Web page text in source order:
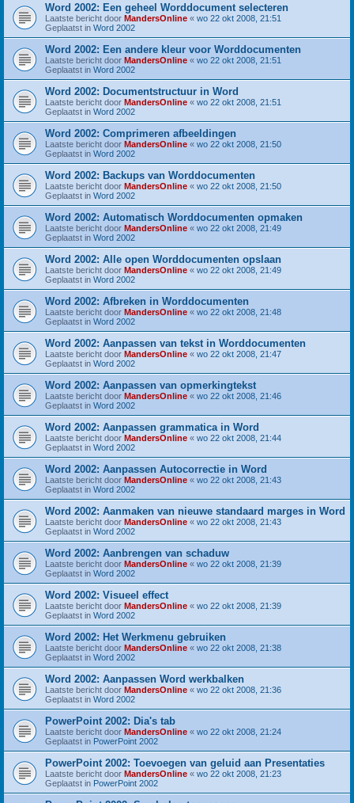
Word 2002: Een geheel Worddocument selecteren
Laatste bericht door MandersOnline « wo 22 okt 2008, 21:51
Geplaatst in Word 2002
Word 2002: Een andere kleur voor Worddocumenten
Laatste bericht door MandersOnline « wo 22 okt 2008, 21:51
Geplaatst in Word 2002
Word 2002: Documentstructuur in Word
Laatste bericht door MandersOnline « wo 22 okt 2008, 21:51
Geplaatst in Word 2002
Word 2002: Comprimeren afbeeldingen
Laatste bericht door MandersOnline « wo 22 okt 2008, 21:50
Geplaatst in Word 2002
Word 2002: Backups van Worddocumenten
Laatste bericht door MandersOnline « wo 22 okt 2008, 21:50
Geplaatst in Word 2002
Word 2002: Automatisch Worddocumenten opmaken
Laatste bericht door MandersOnline « wo 22 okt 2008, 21:49
Geplaatst in Word 2002
Word 2002: Alle open Worddocumenten opslaan
Laatste bericht door MandersOnline « wo 22 okt 2008, 21:49
Geplaatst in Word 2002
Word 2002: Afbreken in Worddocumenten
Laatste bericht door MandersOnline « wo 22 okt 2008, 21:48
Geplaatst in Word 2002
Word 2002: Aanpassen van tekst in Worddocumenten
Laatste bericht door MandersOnline « wo 22 okt 2008, 21:47
Geplaatst in Word 2002
Word 2002: Aanpassen van opmerkingtekst
Laatste bericht door MandersOnline « wo 22 okt 2008, 21:46
Geplaatst in Word 2002
Word 2002: Aanpassen grammatica in Word
Laatste bericht door MandersOnline « wo 22 okt 2008, 21:44
Geplaatst in Word 2002
Word 2002: Aanpassen Autocorrectie in Word
Laatste bericht door MandersOnline « wo 22 okt 2008, 21:43
Geplaatst in Word 2002
Word 2002: Aanmaken van nieuwe standaard marges in Word
Laatste bericht door MandersOnline « wo 22 okt 2008, 21:43
Geplaatst in Word 2002
Word 2002: Aanbrengen van schaduw
Laatste bericht door MandersOnline « wo 22 okt 2008, 21:39
Geplaatst in Word 2002
Word 2002: Visueel effect
Laatste bericht door MandersOnline « wo 22 okt 2008, 21:39
Geplaatst in Word 2002
Word 2002: Het Werkmenu gebruiken
Laatste bericht door MandersOnline « wo 22 okt 2008, 21:38
Geplaatst in Word 2002
Word 2002: Aanpassen Word werkbalken
Laatste bericht door MandersOnline « wo 22 okt 2008, 21:36
Geplaatst in Word 2002
PowerPoint 2002: Dia's tab
Laatste bericht door MandersOnline « wo 22 okt 2008, 21:24
Geplaatst in PowerPoint 2002
PowerPoint 2002: Toevoegen van geluid aan Presentaties
Laatste bericht door MandersOnline « wo 22 okt 2008, 21:23
Geplaatst in PowerPoint 2002